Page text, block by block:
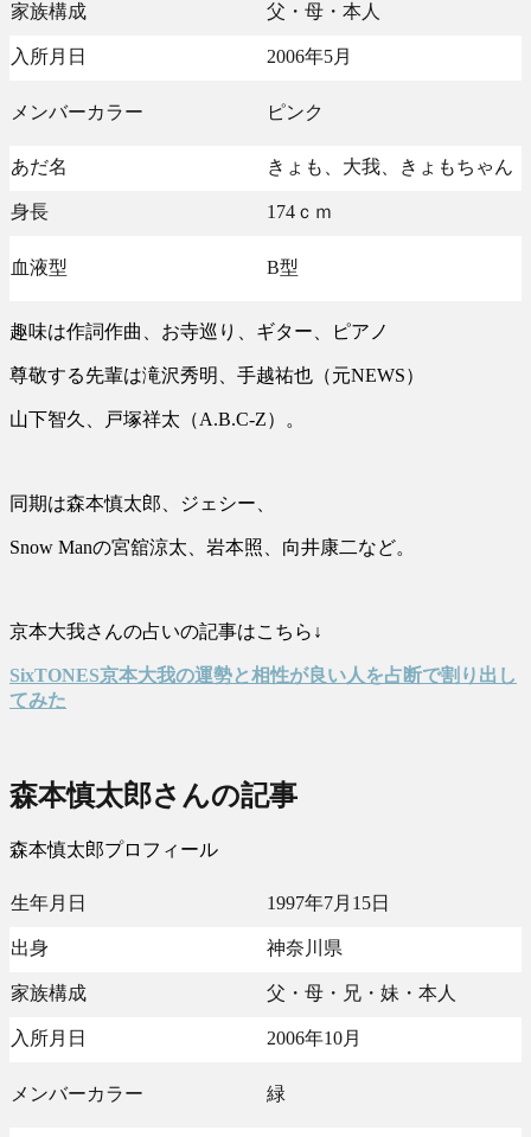
家族構成 父・母・本人
入所月日 2006年5月
メンバーカラー ピンク
あだ名 きょも、大我、きょもちゃん
身長 174ｃｍ
血液型 B型
趣味は作詞作曲、お寺巡り、ギター、ピアノ
尊敬する先輩は滝沢秀明、手越祐也（元NEWS）
山下智久、戸塚祥太（A.B.C-Z）。
同期は森本慎太郎、ジェシー、
Snow Manの宮舘涼太、岩本照、向井康二など。
京本大我さんの占いの記事はこちら↓
SixTONES京本大我の運勢と相性が良い人を占断で割り出し
てみた
森本慎太郎さんの記事
森本慎太郎プロフィール
生年月日 1997年7月15日
出身 神奈川県
家族構成 父・母・兄・妹・本人
入所月日 2006年10月
メンバーカラー 緑